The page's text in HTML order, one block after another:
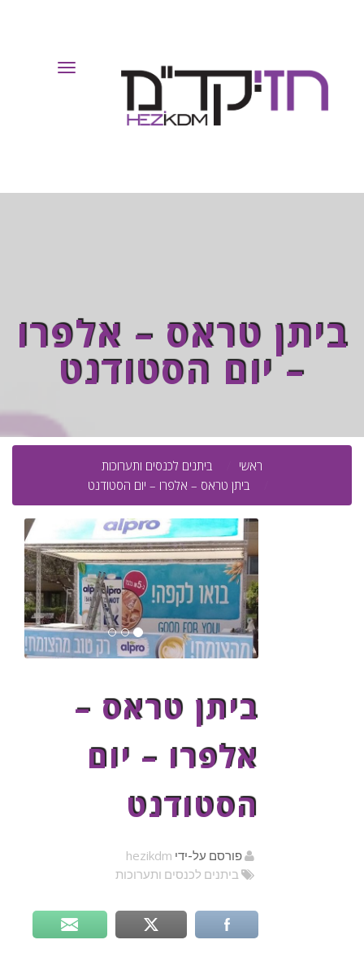
Toggle
ביתן טראס – אלפרו
– יום הסטודנט
ראשי
ביתנים לכנסים ותערוכות
ביתן טראס – אלפרו – יום הסטודנט
ביתן טראס –
אלפרו – יום
הסטודנט
פורסם על-ידי hezikdm
ביתנים לכנסים ותערוכות